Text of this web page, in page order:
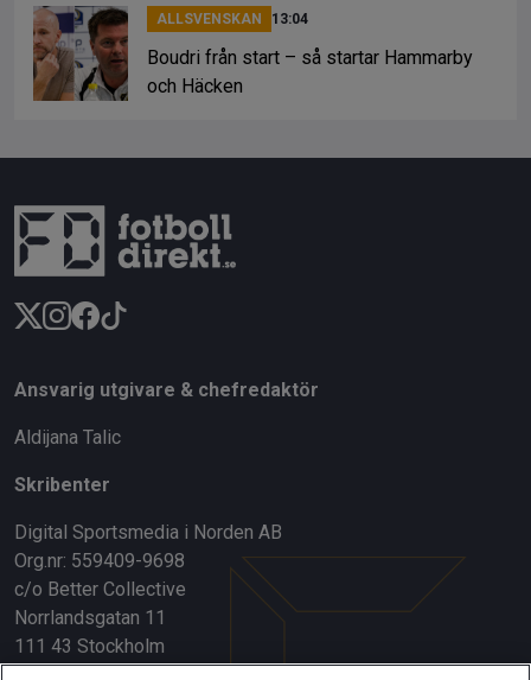
ALLSVENSKAN 13:04
Boudri från start – så startar Hammarby
och Häcken
Ansvarig utgivare & chefredaktör
Aldijana Talic
Skribenter
Digital Sportsmedia i Norden AB
Org.nr: 559409-9698
c/o Better Collective
Norrlandsgatan 11
111 43 Stockholm